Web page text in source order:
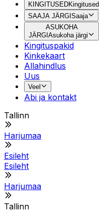
KINGITUSEDKingitused
SAAJA JÄRGISaaja
ASUKOHA
JÄRGI Asukoha järgi
Kingituspakid
Kinkekaart
Allahindlus
Uus
Veel
Abi ja kontakt
Tallinn
Harjumaa
Esileht
Esileht
Harjumaa
Tallinn